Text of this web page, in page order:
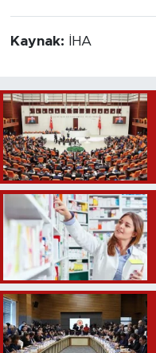
Kaynak: İHA